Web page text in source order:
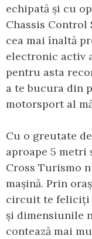
echipată și cu
Chassis Control
cea mai înaltă
electronic activ
pentru asta
a te bucura din
motorsport al
Cu o greutate
aproape 5 metri
Cross Turismo
mașină. Prin
circuit te feliciți
și dimensiunile
contează mai